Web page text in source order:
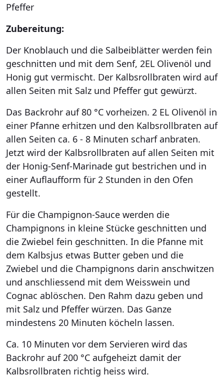
Pfeffer
Zubereitung:
Der Knoblauch und die Salbeiblätter werden fein
geschnitten und mit dem Senf, 2EL Olivenöl und
Honig gut vermischt. Der Kalbsrollbraten wird auf
allen Seiten mit Salz und Pfeffer gut gewürzt.
Das Backrohr auf 80 °C vorheizen. 2 EL Olivenöl in
einer Pfanne erhitzen und den Kalbsrollbraten auf
allen Seiten ca. 6 - 8 Minuten scharf anbraten.
Jetzt wird der Kalbsrollbraten auf allen Seiten mit
der Honig-Senf-Marinade gut bestrichen und in
einer Auflaufform für 2 Stunden in den Ofen
gestellt.
Für die Champignon-Sauce werden die
Champignons in kleine Stücke geschnitten und
die Zwiebel fein geschnitten. In die Pfanne mit
dem Kalbsjus etwas Butter geben und die
Zwiebel und die Champignons darin anschwitzen
und anschliessend mit dem Weisswein und
Cognac ablöschen. Den Rahm dazu geben und
mit Salz und Pfeffer würzen. Das Ganze
mindestens 20 Minuten köcheln lassen.
Ca. 10 Minuten vor dem Servieren wird das
Backrohr auf 200 °C aufgeheizt damit der
Kalbsrollbraten richtig heiss wird.